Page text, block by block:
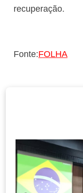
recuperação.
Fonte:FOLHA